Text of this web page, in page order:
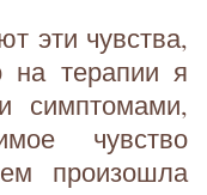
эти чувства,
на терапии я
симптомами,
чувство
произошла